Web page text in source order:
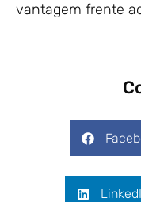
vantagem frente